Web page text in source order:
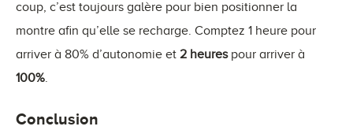
coup, c’est toujours galère pour bien positionner la
montre afin qu’elle se recharge. Comptez 1 heure pour
arriver à 80% d’autonomie et 2 heurespour arriver à
100%
Conclusion